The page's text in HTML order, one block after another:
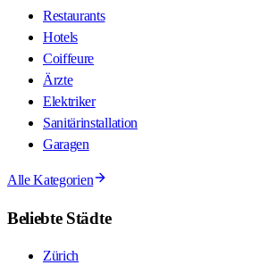
Restaurants
Hotels
Coiffeure
Ärzte
Elektriker
Sanitärinstallation
Garagen
Alle Kategorien
Beliebte Städte
Zürich